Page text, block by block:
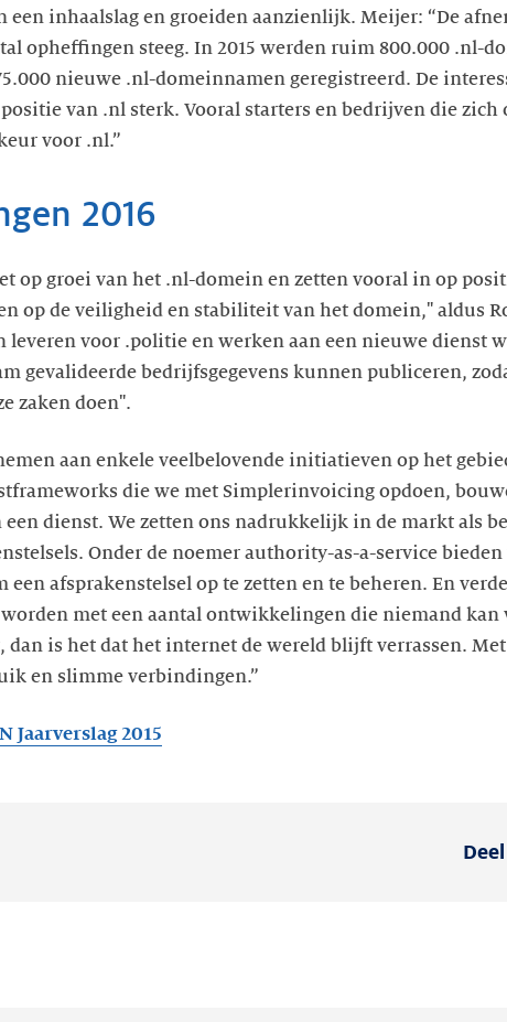
een inhaalslag en groeiden aanzienlijk. Meijer: “De
opheffingen steeg. In 2015 werden ruim 800.000 .nl-
nieuwe .nl-domeinnamen geregistreerd. De
van .nl sterk. Vooral starters en bedrijven die
voor .nl.”
2016
op groei van het .nl-domein en zetten vooral in op
op de veiligheid en stabiliteit van het domein," aldus
leveren voor .politie en werken aan een nieuwe dienst
gevalideerde bedrijfsgegevens kunnen publiceren,
zaken doen".
aan enkele veelbelovende initiatieven op het
die we met Simplerinvoicing opdoen,
een dienst. We zetten ons nadrukkelijk in de markt als
Onder de noemer authority-as-a-service
een afsprakenstelsel op te zetten en te beheren. En
met een aantal ontwikkelingen die niemand kan
dan is het dat het internet de wereld blijft verrassen.
en slimme verbindingen.”
Jaarverslag 2015